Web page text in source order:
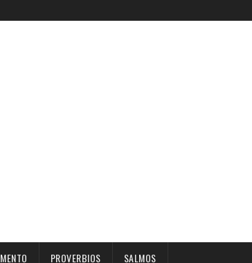
PROVERBIOS SALMOS